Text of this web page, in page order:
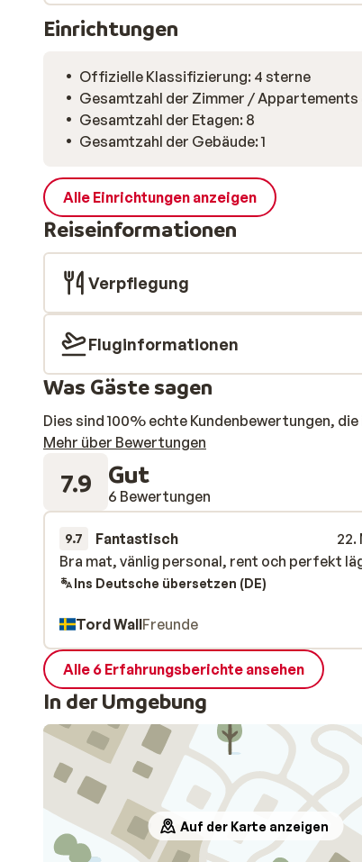
Einrichtungen
Offizielle Klassifizierung: 4 sterne
Gesamtzahl der Zimmer / Appartements
Gesamtzahl der Etagen: 8
Gesamtzahl der Gebäude: 1
Alle Einrichtungen anzeigen
Reiseinformationen
Verpflegung
Fluginformationen
Was Gäste sagen
Dies sind 100% echte Kundenbewertungen,
Mehr über Bewertungen
7.9 Gut
6 Bewertungen
9.7 Fantastisch
22.
Bra mat, vänlig personal, rent och perfekt
Bra mat, vänlig personal, rent och perfekt
Ins Deutsche übersetzen (DE)
Tord WallFreunde
Alle 6 Erfahrungsberichte ansehen
In der Umgebung
Auf der Karte anzeigen